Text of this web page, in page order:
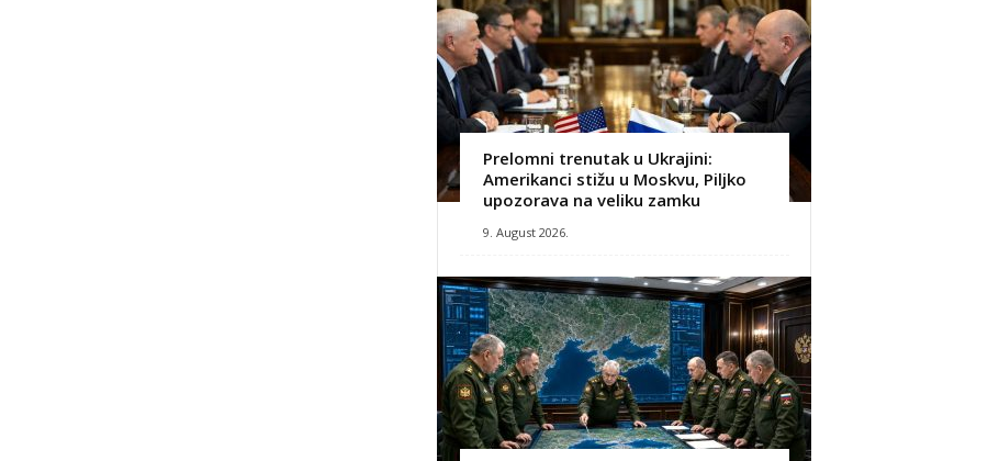
Prelomni trenutak u Ukrajini:
Amerikanci stižu u Moskvu, Piljko
upozorava na veliku zamku
9. August 2026.